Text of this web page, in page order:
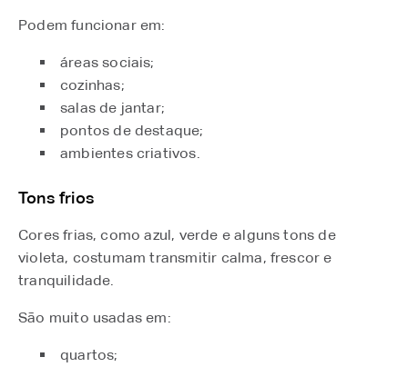
Podem funcionar em:
áreas sociais;
cozinhas;
salas de jantar;
pontos de destaque;
ambientes criativos.
Tons frios
Cores frias, como azul, verde e alguns tons de
violeta, costumam transmitir calma, frescor e
tranquilidade.
São muito usadas em:
quartos;